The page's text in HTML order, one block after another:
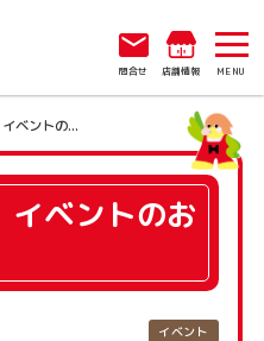
問合せ 店舗情報
イベントの...
イベントのお
イベント